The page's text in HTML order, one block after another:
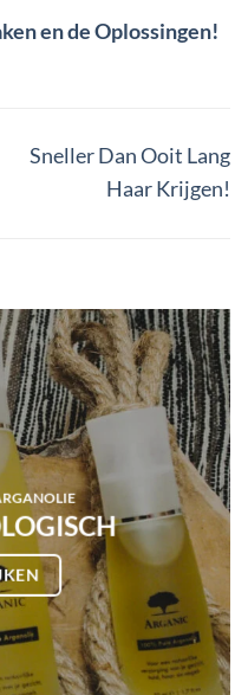
en de Oplossingen!
Sneller Dan Ooit Lang
Haar Krijgen!